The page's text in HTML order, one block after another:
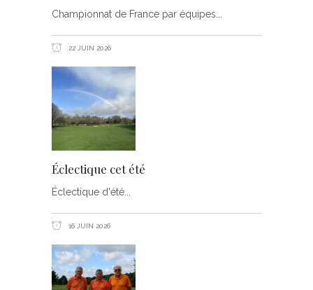
Championnat de France par équipes
22 JUIN 2026
Éclectique cet été
Éclectique d'été
16 JUIN 2026